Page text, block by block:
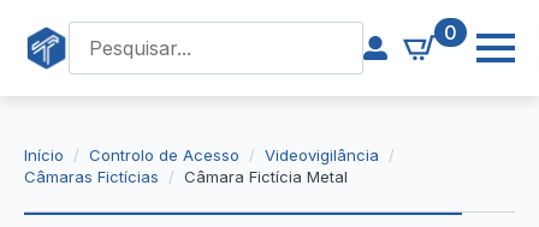
0
Início Controlo de Acesso
Videovigilância
Câmaras Fictícias
Câmara Fictícia Metal